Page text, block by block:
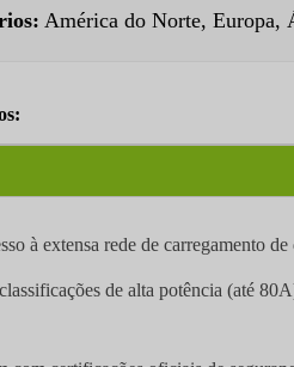
América do Norte, Europa,
à extensa rede de carregamento
de alta potência (até